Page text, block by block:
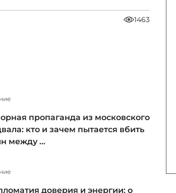
1463
пропаганда из московского
кто и зачем пытается вбить
между ...
доверия и энергии: о